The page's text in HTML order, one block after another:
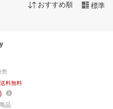
おすすめ順 標準
売
送料無料
品